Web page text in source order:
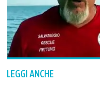
LEGGI ANCHE